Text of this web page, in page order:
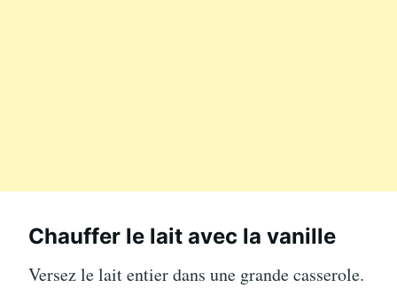
Chauffer le lait avec la vanille
Versez le lait entier dans une grande casserole.